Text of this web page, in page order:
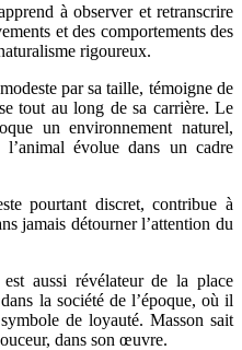
à observer et retranscrire
et des comportements des
rigoureux.
par sa taille, témoigne de
tout au long de sa carrière. Le
un environnement naturel,
évolue dans un cadre
pourtant discret, contribue à
jamais détourner l’attention du
aussi révélateur de la place
la société de l’époque, où il
de loyauté. Masson sait
dans son œuvre.